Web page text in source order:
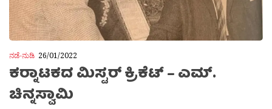
ನಡೆ-ನುಡಿ 26/01/2022
ಕರ‍್ನಾಟಕದ ಮಿಸ್ಟರ್ ಕ್ರಿಕೆಟ್ – ಎಮ್.
ಚಿನ್ನಸ್ವಾಮಿ